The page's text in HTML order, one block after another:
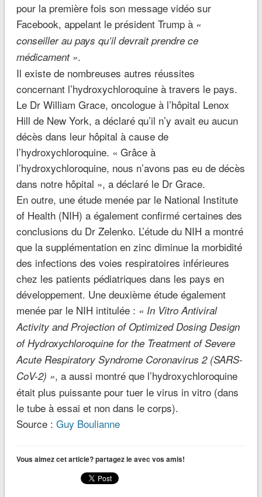
pour la première fois son message vidéo sur
Facebook, appelant le président Trump à «
conseiller au pays qu’il devrait prendre ce
médicament ».
Il existe de nombreuses autres réussites
concernant l’hydroxychloroquine à travers le pays.
Le Dr William Grace, oncologue à l’hôpital Lenox
Hill de New York, a déclaré qu’il n’y avait eu aucun
décès dans leur hôpital à cause de
l’hydroxychloroquine. « Grâce à
l’hydroxychloroquine, nous n’avons pas eu de décès
dans notre hôpital », a déclaré le Dr Grace.
En outre, une étude menée par le National Institute
of Health (NIH) a également confirmé certaines des
conclusions du Dr Zelenko. L’étude du NIH a montré
que la supplémentation en zinc diminue la morbidité
des infections des voies respiratoires inférieures
chez les patients pédiatriques dans les pays en
développement. Une deuxième étude également
menée par le NIH intitulée : « In Vitro Antiviral
Activity and Projection of Optimized Dosing Design
of Hydroxychloroquine for the Treatment of Severe
Acute Respiratory Syndrome Coronavirus 2 (SARS-
CoV-2) », a aussi montré que l’hydroxychloroquine
était plus puissante pour tuer le virus in vitro (dans
le tube à essai et non dans le corps).
Source : Guy Boulianne
Vous aimez cet article? partagez le avec vos amis!